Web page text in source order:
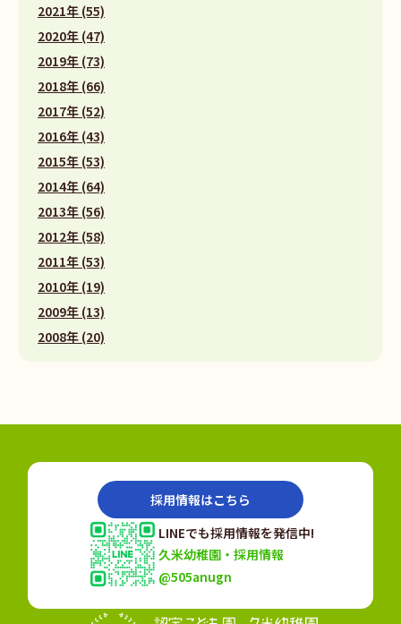
2021年 (55)
2020年 (47)
2019年 (73)
2018年 (66)
2017年 (52)
2016年 (43)
2015年 (53)
2014年 (64)
2013年 (56)
2012年 (58)
2011年 (53)
2010年 (19)
2009年 (13)
2008年 (20)
採用情報はこちら
LINEでも採用情報を発信中!
久米幼稚園・採用情報
@505anugn